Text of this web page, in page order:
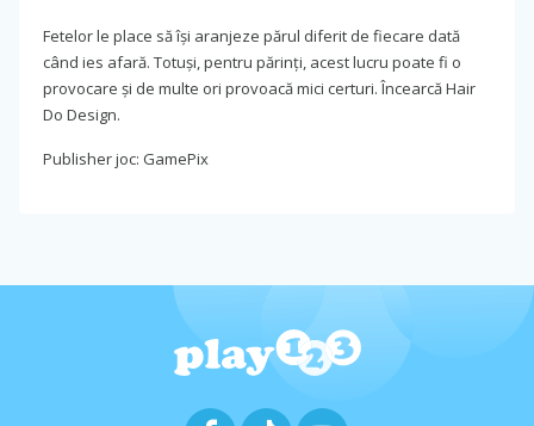
Fetelor le place să își aranjeze părul diferit de fiecare dată
când ies afară. Totuși, pentru părinți, acest lucru poate fi o
provocare și de multe ori provoacă mici certuri. Încearcă Hair
Do Design.
Publisher joc: GamePix